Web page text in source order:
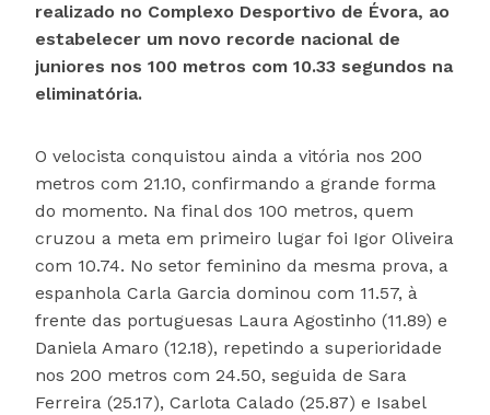
realizado no Complexo Desportivo de Évora, ao
estabelecer um novo recorde nacional de
juniores nos 100 metros com 10.33 segundos na
eliminatória.
O velocista conquistou ainda a vitória nos 200
metros com 21.10, confirmando a grande forma
do momento. Na final dos 100 metros, quem
cruzou a meta em primeiro lugar foi Igor Oliveira
com 10.74. No setor feminino da mesma prova, a
espanhola Carla Garcia dominou com 11.57, à
frente das portuguesas Laura Agostinho (11.89) e
Daniela Amaro (12.18), repetindo a superioridade
nos 200 metros com 24.50, seguida de Sara
Ferreira (25.17), Carlota Calado (25.87) e Isabel